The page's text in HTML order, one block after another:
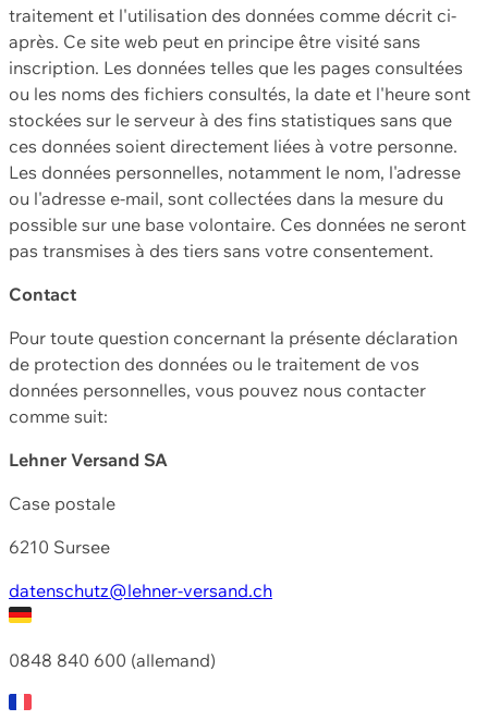
traitement et l'utilisation des données comme décrit ci-
après. Ce site web peut en principe être visité sans
inscription. Les données telles que les pages consultées
ou les noms des fichiers consultés, la date et l'heure sont
stockées sur le serveur à des fins statistiques sans que
ces données soient directement liées à votre personne.
Les données personnelles, notamment le nom, l'adresse
ou l'adresse e-mail, sont collectées dans la mesure du
possible sur une base volontaire. Ces données ne seront
pas transmises à des tiers sans votre consentement.
Contact
Pour toute question concernant la présente déclaration
de protection des données ou le traitement de vos
données personnelles, vous pouvez nous contacter
comme suit:
Lehner Versand SA
Case postale
6210 Sursee
datenschutz@lehner-versand.ch
0848 840 600 (allemand)